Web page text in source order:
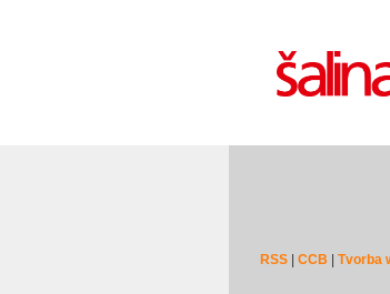
RSS| CCB Tvorba